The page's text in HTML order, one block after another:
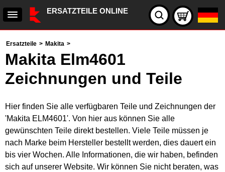
ERSATZTEILE ONLINE
Ersatzteile > Makita >
Makita Elm4601
Zeichnungen und Teile
Hier finden Sie alle verfügbaren Teile und Zeichnungen der
'Makita ELM4601'. Von hier aus können Sie alle
gewünschten Teile direkt bestellen. Viele Teile müssen je
nach Marke beim Hersteller bestellt werden, dies dauert ein
bis vier Wochen. Alle Informationen, die wir haben, befinden
sich auf unserer Website. Wir können Sie nicht beraten, was